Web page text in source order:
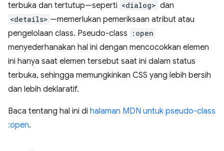
terbuka dan tertutup—seperti <dialog> dan
<details> —memerlukan pemeriksaan atribut atau
pengelolaan class. Pseudo-class
:open
menyederhanakan hal ini dengan mencocokkan elemen
ini hanya saat elemen tersebut saat ini dalam status
terbuka, sehingga memungkinkan CSS yang lebih bersih
dan lebih deklaratif.
Baca tentang hal ini di halaman MDN untuk pseudo-class
:open.